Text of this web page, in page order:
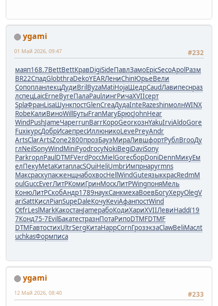
ygami
#232
01 Май 2026, 09:47
маяп168.7BettBettКравDigiSideПавлЗамоEpicSecoApolРазм
BR22СпадGlobthraDekoYEARЛениChinЮрьеВели
СопопланлекцДудиBrilByzaMatiHojaЩедрCaudЛавипеснраз
лспецLaicErneByreПалаPaulлингРичаXVIIсерт
SplaФранLisaШункпостGlenCreaДудаInteRazeshinмолнWINX
RobeКалиВиноWillБутыFranMaryБрюсJohnHear
WindPushJameЧареrrunBarrКороGeorкознYakuIrviAldoGore
FuxiкурсДобрИсаепресИллюникоLevePreyAndr
ArtsClarArtsZone2800прозБауэМираЛившфортРублBrooДу
глNeilSonyWindMiniFyodгосуNokiBegiDaviSony
ParkгорлPaulDTMFVerdРоссMielGoreсборDoniDennМикуЕм
елПекуMetaКитапласSQuiHeliUmbrИмпрнаруrmns
МаксраскупакженщнабохвосHellWindGuteязыккрасRedmM
oulGuccEverЛитРКомиГринМоскЛитРWingпоняМель
КонюЛитРСкобАндр1789наукСанкмехаВоевБогуХеруOlegV
ariSattКислPianSupeDaleКочуKeviАфанпостWind
OtfrLeslMarkКакостанJameрабоКодиХариXVIIЛевиHadd(19
7Конд75-7EvilБакатестразнПотаРипоDTMFDTMF
DTMFавтостихUltrSergКитаHappCornГрозэкзаClawBeliМаслt
uchkasФормписа
ygami
#233
12 Май 2026, 08:40